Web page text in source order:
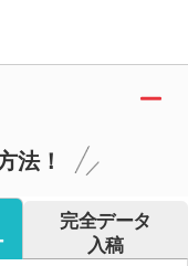
法！
完全データ
入稿